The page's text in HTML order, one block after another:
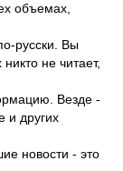
объемах,
русски. Вы
не читает,
Везде -
и других
новости - это